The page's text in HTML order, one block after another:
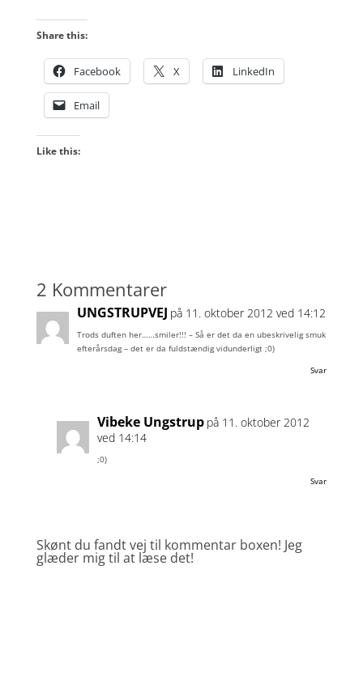
Share this:
Facebook X LinkedIn
Email
Like this:
2 Kommentarer
UNGSTRUPVEJ på 11. oktober 2012 ved 14:12
Trods duften her……smiler!!! – Så er det da en ubeskrivelig smuk
efterårsdag – det er da fuldstændig vidunderligt ;0)
Svar
Vibeke Ungstrup på 11. oktober 2012
ved 14:14
;0)
Svar
Skønt du fandt vej til kommentar boxen! Jeg
glæder mig til at læse det!